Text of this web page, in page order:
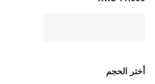
أختر الحجم